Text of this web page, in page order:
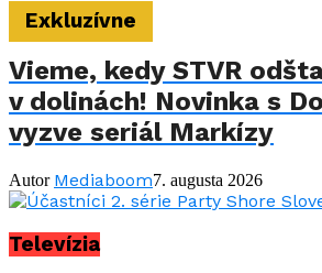
Exkluzívne
Vieme, kedy STVR
v dolinách! Novinka s
vyzve seriál Markízy
Autor Mediaboom7. augusta 2026
Televízia